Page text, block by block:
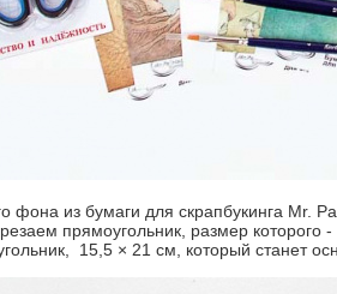
фона из бумаги для скрапбукинга Mr.
прямоугольник, размер
15,5 × 21 см, который станет